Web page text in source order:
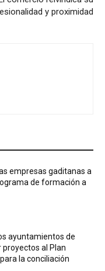
y proximidad
empresas gaditanas a
de formación a
ayuntamientos de
al Plan
la conciliación